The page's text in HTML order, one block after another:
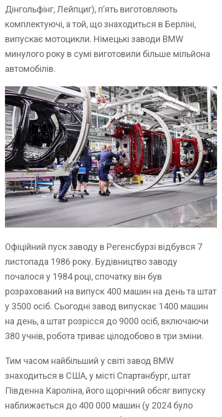
Дінгольфінг, Лейпциг), п’ять виготовляють
комплектуючі, а той, що знаходиться в Берліні,
випускає мотоцикли. Німецькі заводи BMW
минулого року в сумі виготовили більше мільйона
автомобілів.
Офіційний пуск заводу в Регенсбурзі відбувся 7
листопада 1986 року. Будівництво заводу
почалося у 1984 році, спочатку він був
розрахований на випуск 400 машин на день та штат
у 3500 осіб. Сьогодні завод випускає 1400 машин
на день, а штат розрісся до 9000 осіб, включаючи
380 учнів, робота триває цілодобово в три зміни.
Тим часом найбільший у світі завод BMW
знаходиться в США, у місті Спартанбург, штат
Південна Кароліна, його щорічний обсяг випуску
наближається до 400 000 машин (у 2024 було